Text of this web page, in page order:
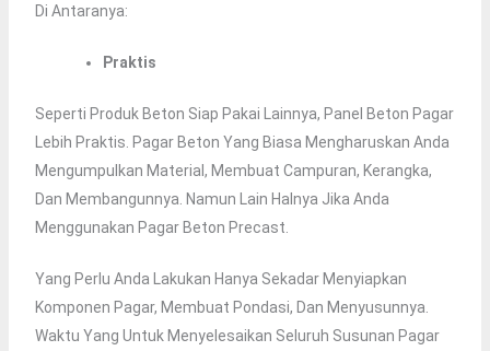
Di Antaranya:
Praktis
Seperti Produk Beton Siap Pakai Lainnya, Panel Beton Pagar
Lebih Praktis. Pagar Beton Yang Biasa Mengharuskan Anda
Mengumpulkan Material, Membuat Campuran, Kerangka,
Dan Membangunnya. Namun Lain Halnya Jika Anda
Menggunakan Pagar Beton Precast.
Yang Perlu Anda Lakukan Hanya Sekadar Menyiapkan
Komponen Pagar, Membuat Pondasi, Dan Menyusunnya.
Waktu Yang Untuk Menyelesaikan Seluruh Susunan Pagar